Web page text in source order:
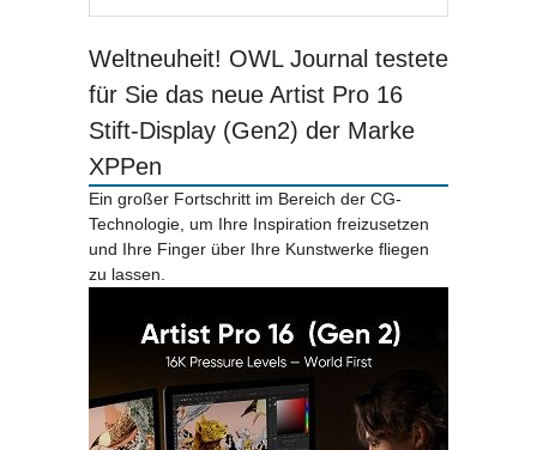
Weltneuheit! OWL Journal testete
für Sie das neue Artist Pro 16
Stift-Display (Gen2) der Marke
XPPen
Ein großer Fortschritt im Bereich der CG-
Technologie, um Ihre Inspiration freizusetzen
und Ihre Finger über Ihre Kunstwerke fliegen
zu lassen.